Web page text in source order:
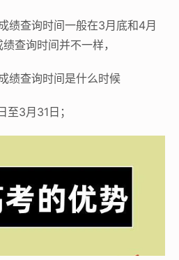
绩查询时间一般在3月底和4月
查询时间并不一样，
绩查询时间是什么时候
3月31日；